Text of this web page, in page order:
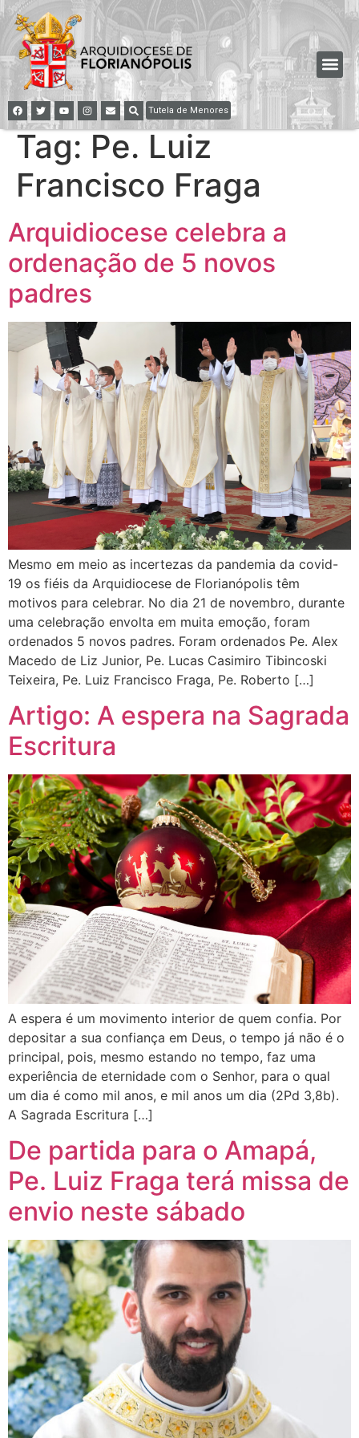
Tutela de Menores
Tag: Pe. Luiz
Francisco Fraga
Arquidiocese celebra a
ordenação de 5 novos
padres
Mesmo em meio as incertezas da pandemia da covid-
19 os fiéis da Arquidiocese de Florianópolis têm
motivos para celebrar. No dia 21 de novembro, durante
uma celebração envolta em muita emoção, foram
ordenados 5 novos padres. Foram ordenados Pe. Alex
Macedo de Liz Junior, Pe. Lucas Casimiro Tibincoski
Teixeira, Pe. Luiz Francisco Fraga, Pe. Roberto […]
Artigo: A espera na Sagrada
Escritura
A espera é um movimento interior de quem confia. Por
depositar a sua confiança em Deus, o tempo já não é o
prin­cipal, pois, mesmo estando no tempo, faz uma
experiência de eternidade com o Senhor, para o qual
um dia é como mil anos, e mil anos um dia (2Pd 3,8b).
A Sagrada Escritura […]
De partida para o Amapá,
Pe. Luiz Fraga terá missa de
envio neste sábado